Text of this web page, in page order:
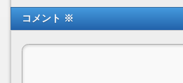
コメント ※